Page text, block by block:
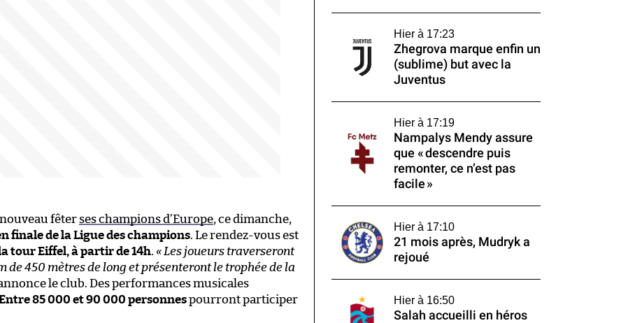
fêter ses champions d’Europe, ce dimanche,
finale de la Ligue des champions. Le rendez-vous est
tour Eiffel, à partir de 14h. « Les joueurs traverseront
de 450 mètres de long et présenteront le trophée de la
le club. Des performances musicales
85 000 et 90 000 personnespourront participer
Hier à 17:23
Zhegrova marque enfin un
(sublime) but avec la
Juventus
Hier à 17:19
Nampalys Mendy assure
que « descendre puis
remonter, ce n’est pas
facile »
Hier à 17:10
21 mois après, Mudryk a
rejoué
Hier à 16:50
Salah accueilli en héros